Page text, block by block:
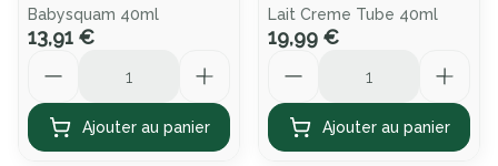
Babysquam 40ml
13,91 €
Ajouter au panier
Lait Creme Tube 40ml
19,99 €
Ajouter au panier